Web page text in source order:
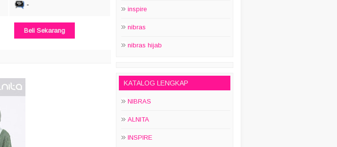
-
Beli Sekarang
inspire
nibras
nibras hijab
KATALOG LENGKAP
NIBRAS
ALNITA
INSPIRE